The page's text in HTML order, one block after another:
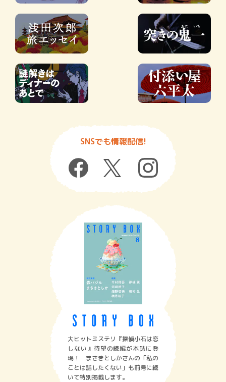
SNSでも情報配信!
大ヒットミステリ『探偵小石は恋
しない』待望の続編が本誌に登
場！ まさきとしかさんの「私の
ことは話したくない」も前号に続
いて特別掲載します。